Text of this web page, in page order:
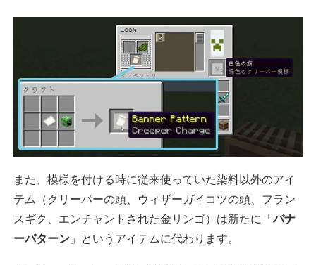
また、模様を付ける時に従来使っていた染料以外のアイ
テム（クリーパーの頭、ウィザーガイコツの頭、フラン
スギク、エンチャントされた金リンゴ）は新たに「バナ
ーパターン 」というアイテムに代わります。